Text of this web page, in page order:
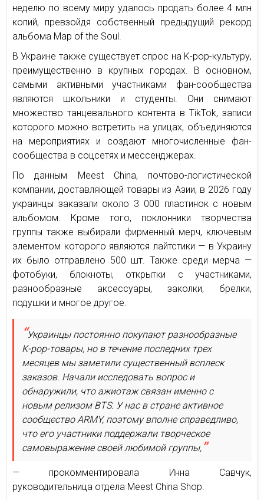
неделю по всему миру удалось продать более 4 млн
копий, превзойдя собственный предыдущий рекорд
альбома Map of the Soul.
В Украине также существует спрос на K-pop-культуру,
преимущественно в крупных городах. В основном,
самыми активными участниками фан-сообщества
являются школьники и студенты. Они снимают
множество танцевального контента в TikTok, записи
которого можно встретить на улицах, объединяются
на мероприятиях и создают многочисленные фан-
сообщества в соцсетях и мессенджерах.
По данным Meest China, почтово-логистической
компании, доставляющей товары из Азии, в 2026 году
украинцы заказали около 3 000 пластинок с новым
альбомом. Кроме того, поклонники творчества
группы также выбирали фирменный мерч, ключевым
элементом которого являются лайтстики — в Украину
их было отправлено 500 шт. Также среди мерча —
фотобуки, блокноты, открытки с участниками,
разнообразные аксессуары, заколки, брелки,
подушки и многое другое.
Украинцы постоянно покупают разнообразные
K-pop-товары, но в течение последних трех
месяцев мы заметили существенный всплеск
заказов. Начали исследовать вопрос и
обнаружили, что ажиотаж связан именно с
новым релизом BTS. У нас в стране активное
сообщество ARMY, поэтому вполне справедливо,
что его участники поддержали творческое
самовыражение своей любимой группы,
— прокомментировала Инна Савчук,
руководительница отдела Meest China Shop.